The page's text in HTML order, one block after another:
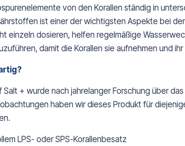
von den Korallen ständig in
ist einer der wichtigsten Aspekte bei
einzeln dosieren, helfen regelmäßige
damit die Korallen sie aufnehmen und
+ wurde nach jahrelanger Forschung über
haben wir dieses Produkt für
LPS- oder SPS-Korallenbesatz